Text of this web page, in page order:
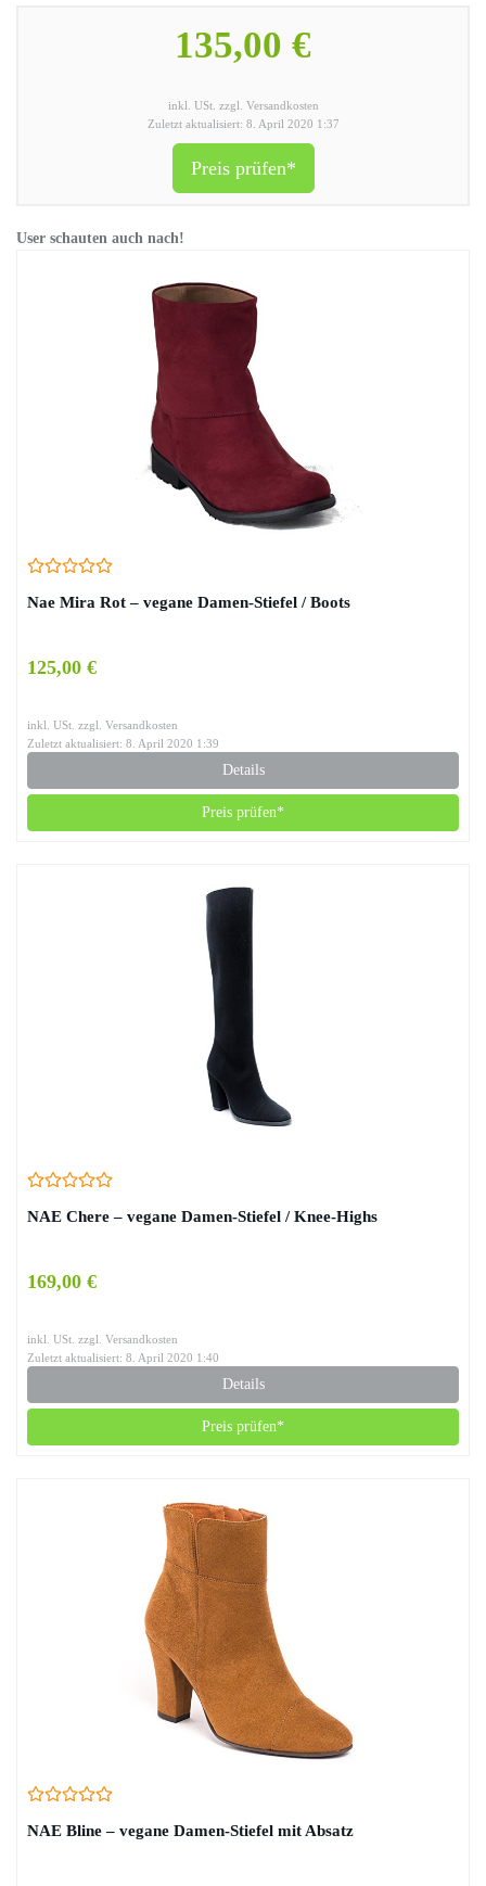
135,00 €
inkl. USt. zzgl. Versandkosten
Zuletzt aktualisiert: 8. April 2020 1:37
Preis prüfen*
User schauten auch nach!
Nae Mira Rot – vegane Damen-Stiefel / Boots
125,00 €
inkl. USt. zzgl. Versandkosten
Zuletzt aktualisiert: 8. April 2020 1:39
Details
Preis prüfen*
NAE Chere – vegane Damen-Stiefel / Knee-Highs
169,00 €
inkl. USt. zzgl. Versandkosten
Zuletzt aktualisiert: 8. April 2020 1:40
Details
Preis prüfen*
NAE Bline – vegane Damen-Stiefel mit Absatz